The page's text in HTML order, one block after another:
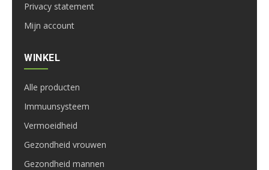
Privacy statement
Mijn account
WINKEL
Alle producten
Immuunsysteem
Vermoeidheid
Gezondheid vrouwen
Gezondheid mannen